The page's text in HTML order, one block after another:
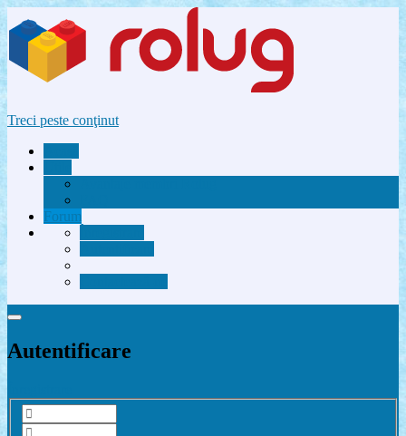
Treci peste conţinut
Forum
Autentificare